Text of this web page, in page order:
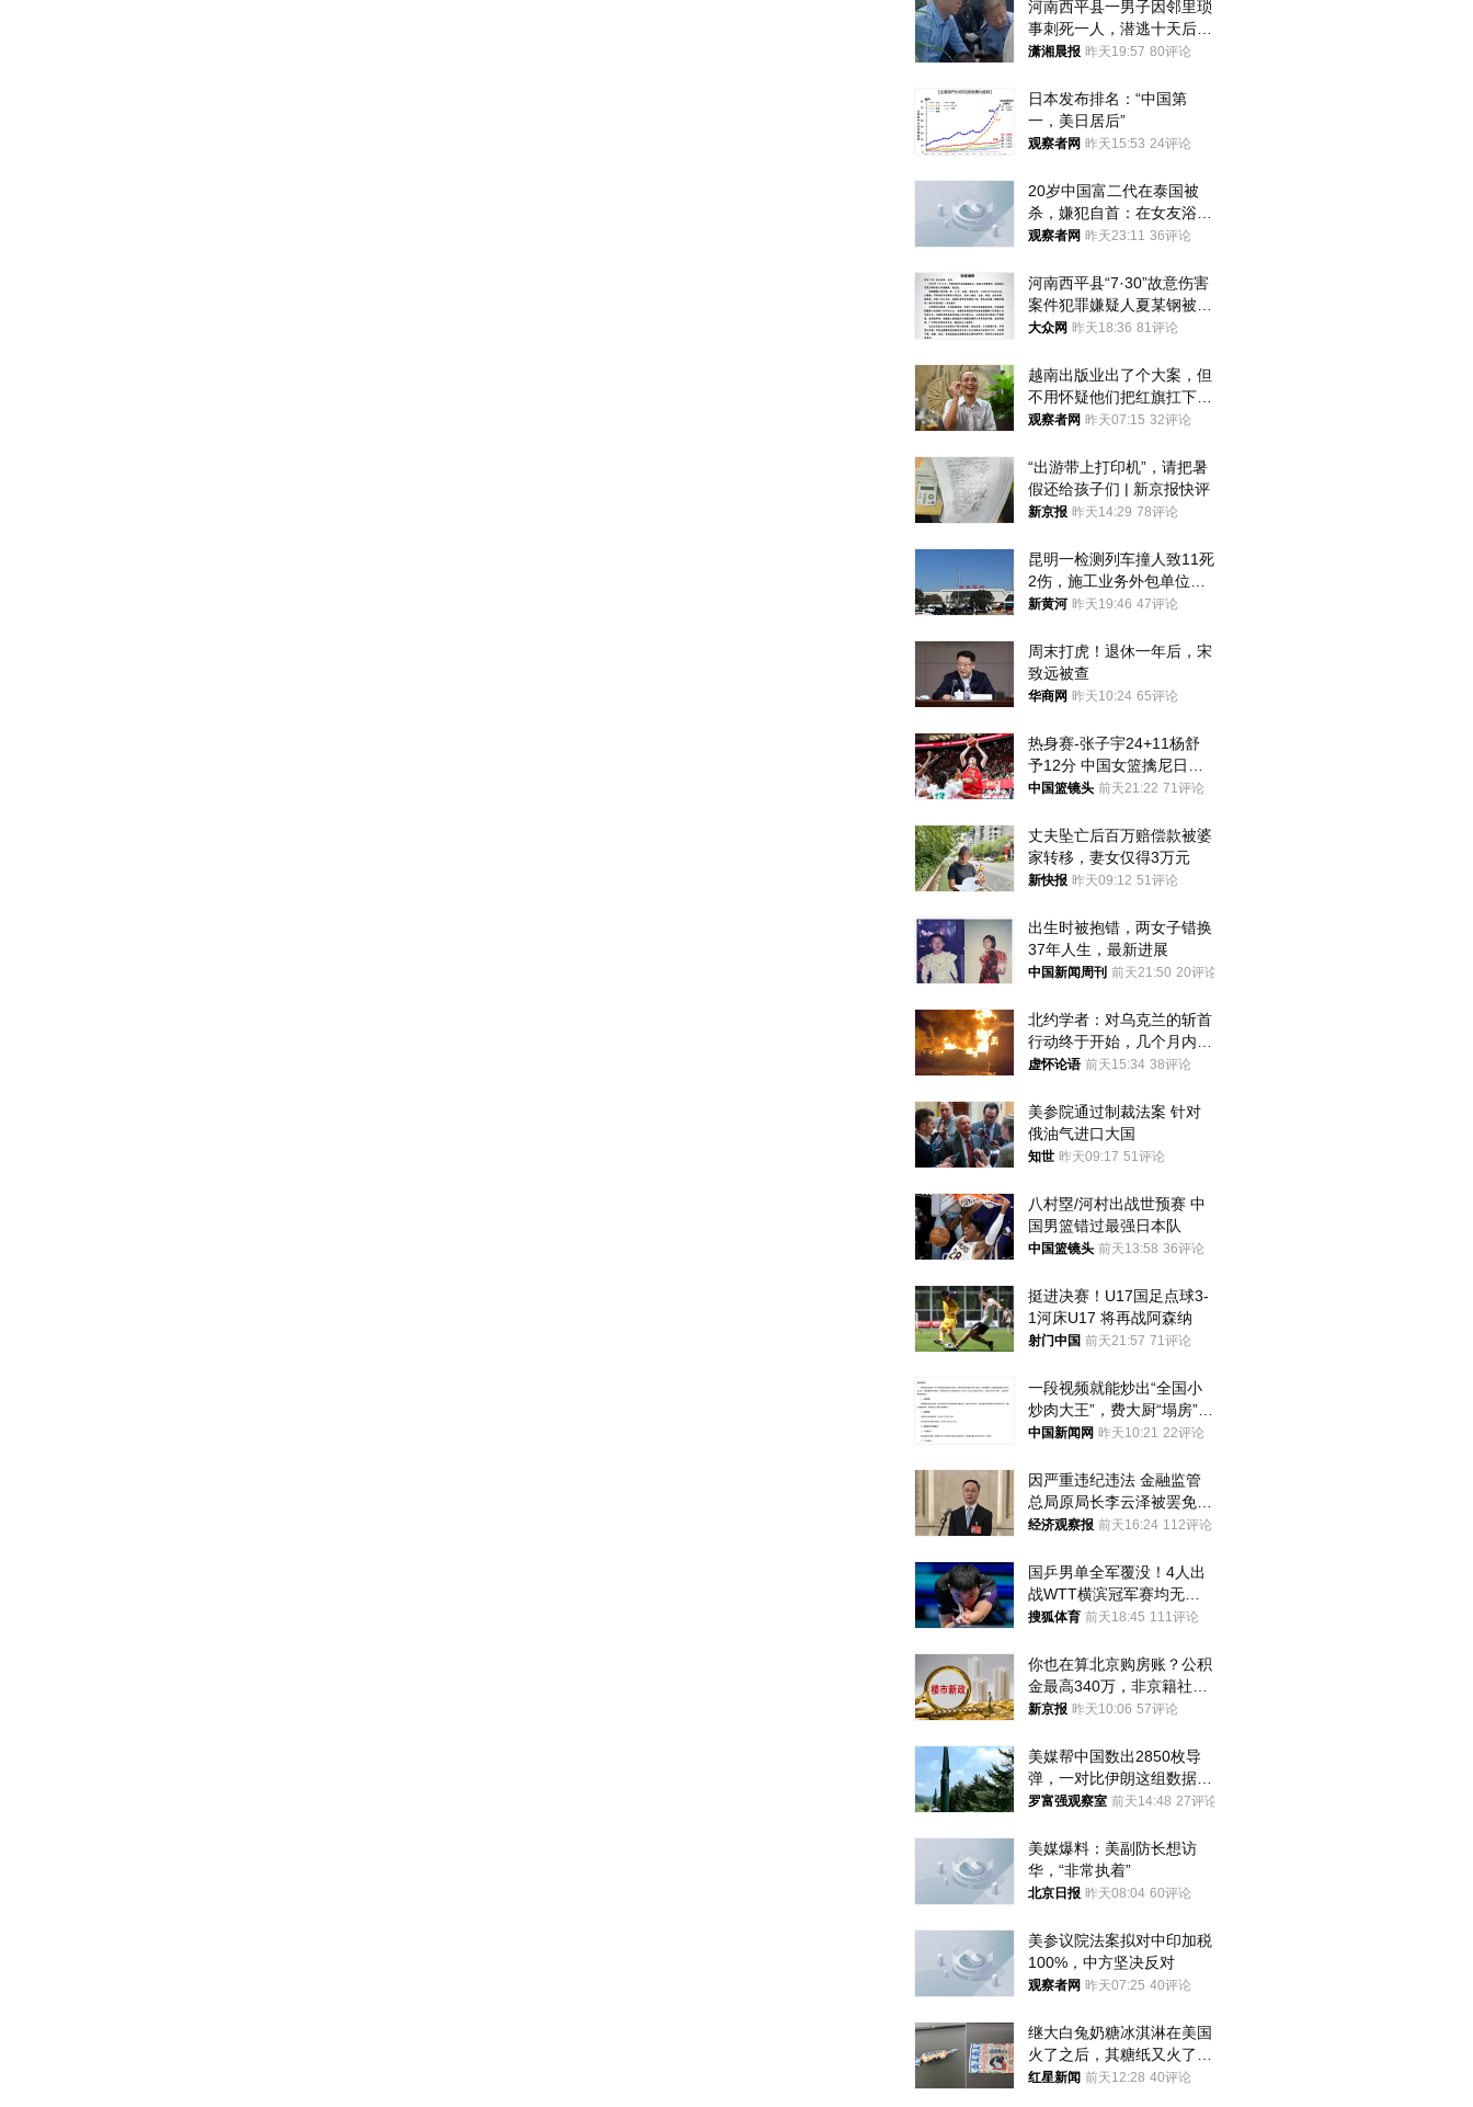
河南西平县一男子因邻里琐
事刺死一人，潜逃十天后在
十多公里外一片玉米地里落
潇湘晨报 昨天19:57 80评论
日本发布排名：“中国第
一，美日居后”
观察者网 昨天15:53 24评论
20岁中国富二代在泰国被
杀，嫌犯自首：在女友浴室
看到他
观察者网 昨天23:11 36评论
河南西平县“7·30”故意伤害
案件犯罪嫌疑人夏某钢被抓
获
大众网 昨天18:36 81评论
越南出版业出了个大案，但
不用怀疑他们把红旗扛下去
的决心
观察者网 昨天07:15 32评论
“出游带上打印机”，请把暑
假还给孩子们 | 新京报快评
新京报 昨天14:29 78评论
昆明一检测列车撞人致11死
2伤，施工业务外包单位被
罚1.5万元，国铁昆明局被
新黄河 昨天19:46 47评论
周末打虎！退休一年后，宋
致远被查
华商网 昨天10:24 65评论
热身赛-张子宇24+11杨舒
予12分 中国女篮擒尼日利
亚
中国篮镜头 前天21:22 71评论
丈夫坠亡后百万赔偿款被婆
家转移，妻女仅得3万元
新快报 昨天09:12 51评论
出生时被抱错，两女子错换
37年人生，最新进展
中国新闻周刊 前天21:50 20评论
北约学者：对乌克兰的斩首
行动终于开始，几个月内乌
将投降
虚怀论语 前天15:34 38评论
美参院通过制裁法案 针对
俄油气进口大国
知世 昨天09:17 51评论
八村塁/河村出战世预赛 中
国男篮错过最强日本队
中国篮镜头 前天13:58 36评论
挺进决赛！U17国足点球3-
1河床U17 将再战阿森纳
射门中国 前天21:57 71评论
一段视频就能炒出“全国小
炒肉大王”，费大厨“塌房”了
吗？
中国新闻网 昨天10:21 22评论
因严重违纪违法 金融监管
总局原局长李云泽被罢免全
国人大代表
经济观察报 前天16:24 112评论
国乒男单全军覆没！4人出
战WTT横滨冠军赛均无缘
八强
搜狐体育 前天18:45 111评论
你也在算北京购房账？公积
金最高340万，非京籍社保
1年
新京报 昨天10:06 57评论
美媒帮中国数出2850枚导
弹，一对比伊朗这组数据，
发现出大事了
罗富强观察室 前天14:48 27评论
美媒爆料：美副防长想访
华，“非常执着”
北京日报 昨天08:04 60评论
美参议院法案拟对中印加税
100%，中方坚决反对
观察者网 昨天07:25 40评论
继大白兔奶糖冰淇淋在美国
火了之后，其糖纸又火了！
海外博主盛赞：平面设计经
红星新闻 前天12:28 40评论